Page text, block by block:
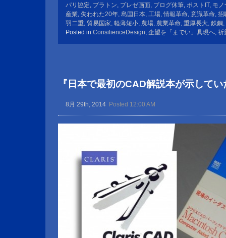
パリ協定, プラトン, プレゼ画面, ブログ休筆, ポストIT, モノ
産業, 失われた20年, 島国日本, 工場,情報革命, 意識革命, 招
羽二重, 貿易国家, 軽薄短小, 農場, 農業革命, 重厚長大, 鉄鋼,
Posted in ConsilienceDesign, 企望を「までい」具現へ, 祈
『日本で最初のCAD解説本が示して
8月 29th, 2014 Posted 12:00 AM